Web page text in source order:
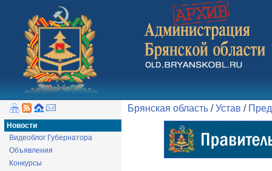
Новости
Видеоблог Губернатора
Объявления
Конкурсы
Брянская область /Устав /